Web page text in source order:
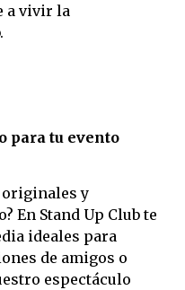
a vivir la
para tu evento
originales y
En Stand Up Club te
ideales para
de amigos o
espectáculo